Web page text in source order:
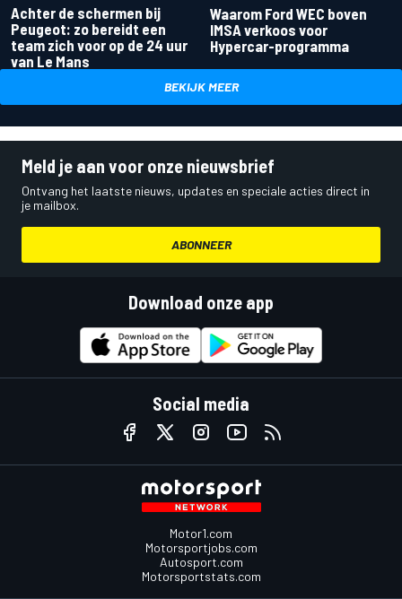
Achter de schermen bij
Peugeot: zo bereidt een
team zich voor op de 24 uur
van Le Mans
Waarom Ford WEC boven
IMSA verkoos voor
Hypercar-programma
BEKIJK MEER
Meld je aan voor onze nieuwsbrief
Ontvang het laatste nieuws, updates en speciale acties direct in
je mailbox.
ABONNEER
Download onze app
Social media
Motor1.com
Motorsportjobs.com
Autosport.com
Motorsportstats.com